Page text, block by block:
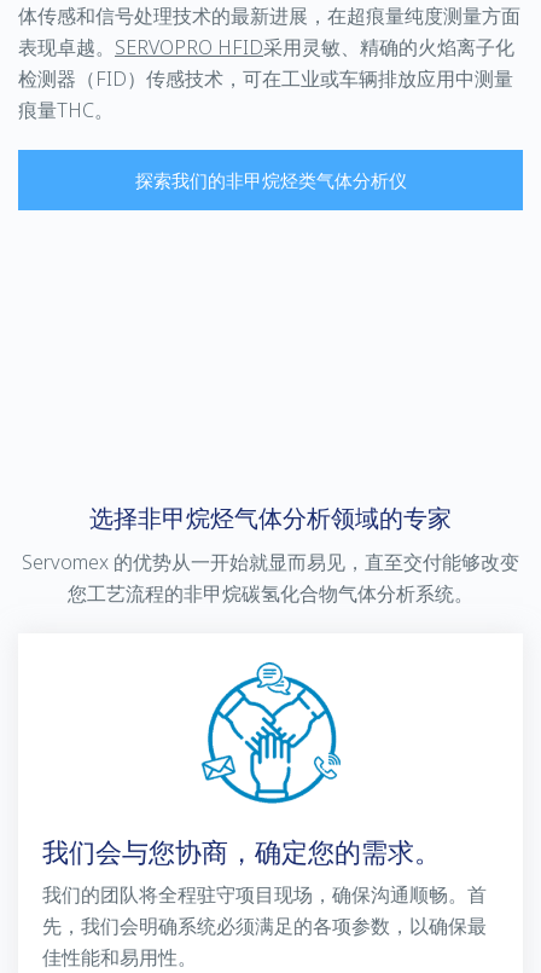
体传感和信号处理技术的最新进展，在超痕量纯度测量方面
表现卓越。 SERVOPRO HFID采用灵敏、精确的火焰离子化
检测器（FID）传感技术，可在工业或车辆排放应用中测量
痕量THC。
探索我们的非甲烷烃类气体分析仪
选择非甲烷烃气体分析领域的专家
Servomex 的优势从一开始就显而易见，直至交付能够改变
您工艺流程的非甲烷碳氢化合物气体分析系统。
我们会与您协商，确定您的需求。
我们的团队将全程驻守项目现场，确保沟通顺畅。首
先，我们会明确系统必须满足的各项参数，以确保最
佳性能和易用性。